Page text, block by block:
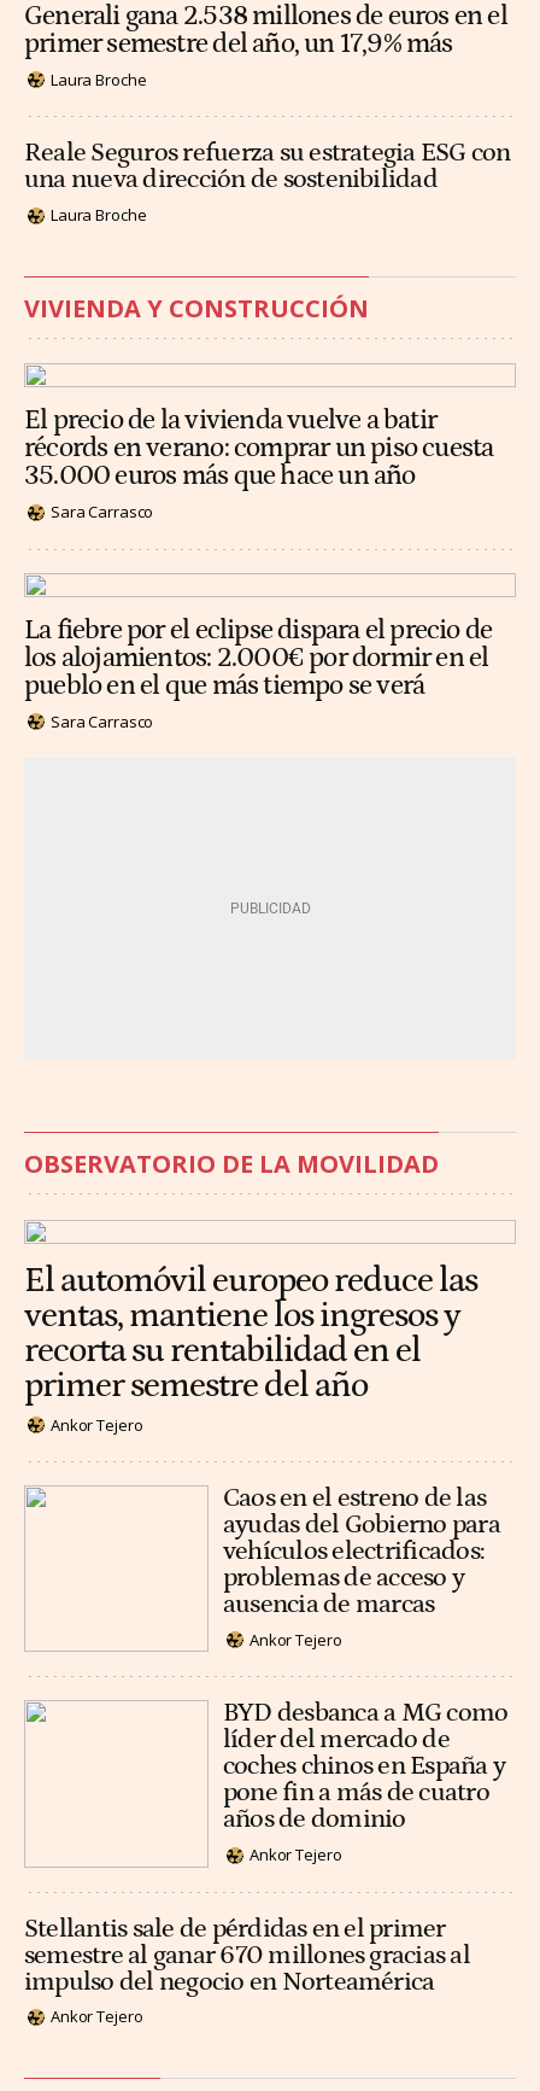
Generali gana 2.538 millones de euros en el
primer semestre del año, un 17,9% más
Laura Broche
Reale Seguros refuerza su estrategia ESG con
una nueva dirección de sostenibilidad
Laura Broche
VIVIENDA Y CONSTRUCCIÓN
El precio de la vivienda vuelve a batir
récords en verano: comprar un piso cuesta
35.000 euros más que hace un año
Sara Carrasco
La fiebre por el eclipse dispara el precio de
los alojamientos: 2.000€ por dormir en el
pueblo en el que más tiempo se verá
Sara Carrasco
OBSERVATORIO DE LA MOVILIDAD
El automóvil europeo reduce las
ventas, mantiene los ingresos y
recorta su rentabilidad en el
primer semestre del año
Ankor Tejero
Caos en el estreno de las
ayudas del Gobierno para
vehículos electrificados:
problemas de acceso y
ausencia de marcas
Ankor Tejero
BYD desbanca a MG como
líder del mercado de
coches chinos en España y
pone fin a más de cuatro
años de dominio
Ankor Tejero
Stellantis sale de pérdidas en el primer
semestre al ganar 670 millones gracias al
impulso del negocio en Norteamérica
Ankor Tejero